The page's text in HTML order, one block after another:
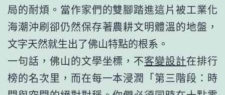
局的耐煩。當作家們的雙腳踏進這片被工業化
海潮沖刷卻仍然保存著農耕文明體溫的地盤，
文字天然就生出了佛山特點的根系。
一句話，佛山的文學坐標，不客變設計在排行
榜的名次里，而在每一本浸潤「第三階段：時